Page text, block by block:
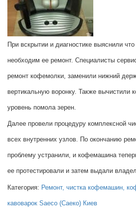
При вскрытии и диагностике выяснили
необходим ее ремонт. Специалисты
ремонт кофемолки, заменили нижний
вертикальную воронку. Также вычистили
уровень помола зерен.
Далее провели процедуру комплексной
всех внутренних узлов. По окончанию
проблему устранили, и кофемашина
ее протестировали и затем выдали
Категория: Ремонт, чистка кофемашин,
кавоварок Saeco (Саеко) Киев